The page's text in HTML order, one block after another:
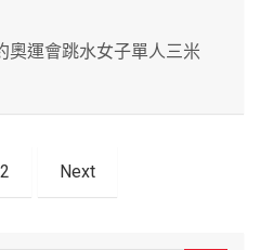
奧運會跳水女子單人三米
2 Next